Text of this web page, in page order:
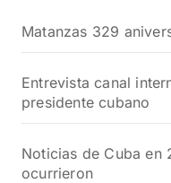
Matanzas 329
Entrevista canal
presidente cubano
Noticias de Cuba en
ocurrieron